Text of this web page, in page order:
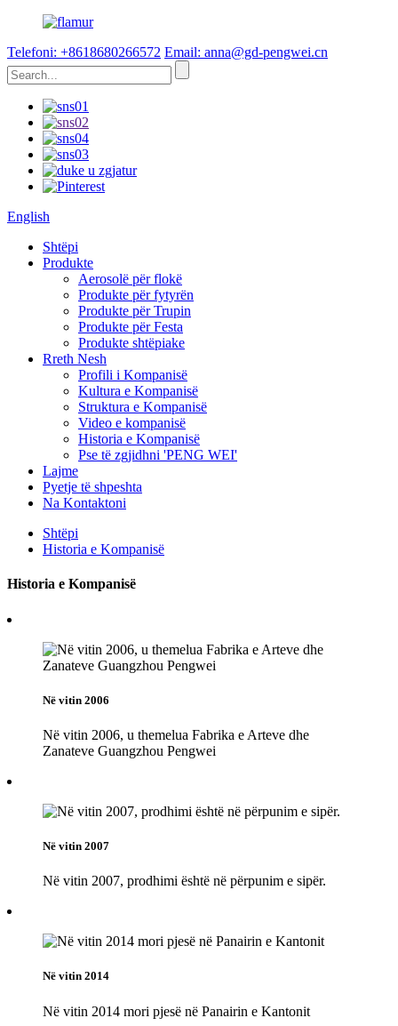
Telefoni: +8618680266572 Email: anna@gd-pengwei.cn
English
Shtëpi
Produkte
Aerosolë për flokë
Produkte për fytyrën
Produkte për Trupin
Produkte për Festa
Produkte shtëpiake
Rreth Nesh
Profili i Kompanisë
Kultura e Kompanisë
Struktura e Kompanisë
Video e kompanisë
Historia e Kompanisë
Pse të zgjidhni 'PENG WEI'
Lajme
Pyetje të shpeshta
Na Kontaktoni
Shtëpi
Historia e Kompanisë
Historia e Kompanisë
Në vitin 2006
Në vitin 2006, u themelua Fabrika e Arteve dhe
Zanateve Guangzhou Pengwei
Në vitin 2007
Në vitin 2007, prodhimi është në përpunim e sipër.
Në vitin 2014
Në vitin 2014 mori pjesë në Panairin e Kantonit